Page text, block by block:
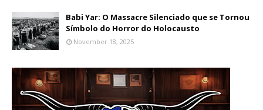
Babi Yar: O Massacre Silenciado que se Tornou
Símbolo do Horror do Holocausto
November 18, 2025